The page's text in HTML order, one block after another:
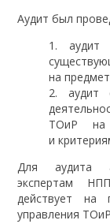
Аудит был
аудит
на
аудит
ТОиР на
и
Для аудита
экспертам
действует на
управления